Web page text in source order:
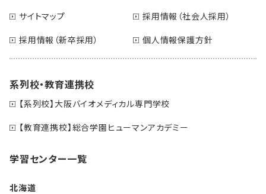
サイトマップ
採用情報（社会人採用）
採用情報（新卒採用）
個人情報保護方針
系列校・教育連携校
【系列校】大阪バイオメディカル専門学校
【教育連携校】総合学園ヒューマンアカデミー
学習センター一覧
北海道